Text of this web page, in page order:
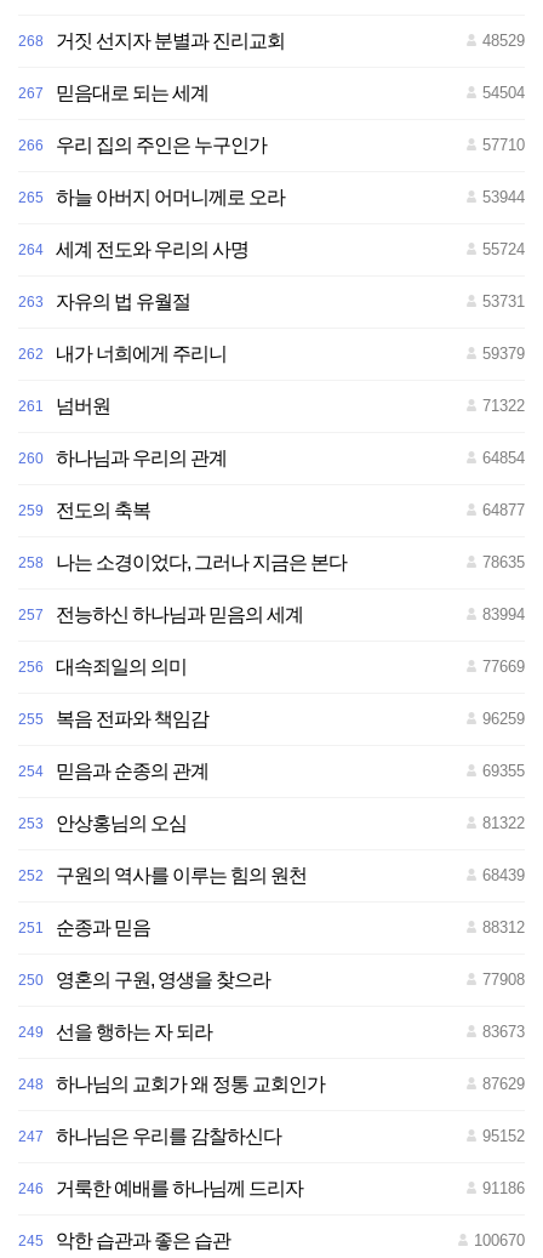
268 거짓 선지자 분별과 진리교회 48529
267 믿음대로 되는 세계 54504
266 우리 집의 주인은 누구인가 57710
265 하늘 아버지 어머니께로 오라 53944
264 세계 전도와 우리의 사명 55724
263 자유의 법 유월절 53731
262 내가 너희에게 주리니 59379
261 넘버원 71322
260 하나님과 우리의 관계 64854
259 전도의 축복 64877
258 나는 소경이었다, 그러나 지금은 본다 78635
257 전능하신 하나님과 믿음의 세계 83994
256 대속죄일의 의미 77669
255 복음 전파와 책임감 96259
254 믿음과 순종의 관계 69355
253 안상홍님의 오심 81322
252 구원의 역사를 이루는 힘의 원천 68439
251 순종과 믿음 88312
250 영혼의 구원, 영생을 찾으라 77908
249 선을 행하는 자 되라 83673
248 하나님의 교회가 왜 정통 교회인가 87629
247 하나님은 우리를 감찰하신다 95152
246 거룩한 예배를 하나님께 드리자 91186
245 악한 습관과 좋은 습관 100670